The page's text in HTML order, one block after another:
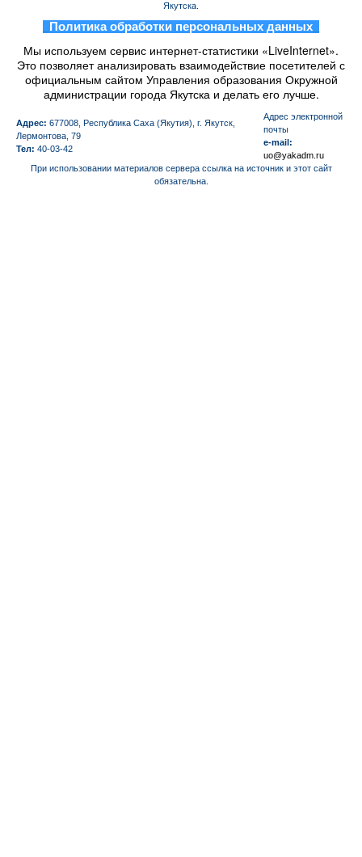
Якутска.
Политика обработки персональных данных
Мы используем сервис интернет-статистики «LiveInternet».
Это позволяет анализировать взаимодействие посетителей с
официальным сайтом Управления образования Окружной
администрации города Якутска и делать его лучше.
Адрес: 677008, Республика Саха (Якутия), г. Якутск,
Лермонтова, 79
Тел: 40-03-42
Aдрес электронной
почты
e-mail:
uo@yakadm.ru
При использовании материалов сервера ссылка на источник и этот сайт
обязательна.